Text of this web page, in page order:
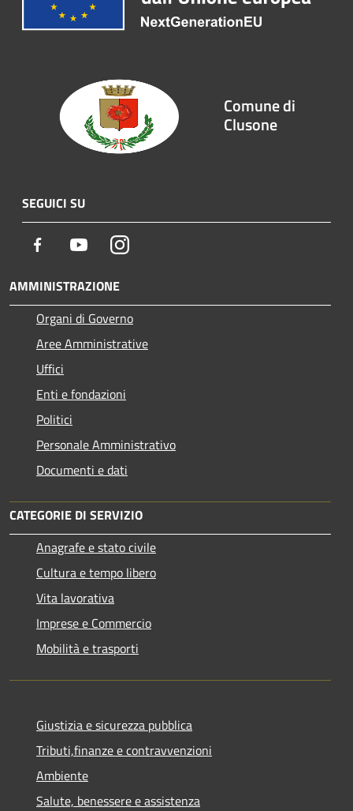
Comune di
Clusone
SEGUICI SU
Facebook YoutubeInstagram
AMMINISTRAZIONE
Organi di Governo
Aree Amministrative
Uffici
Enti e fondazioni
Politici
Personale Amministrativo
Documenti e dati
CATEGORIE DI SERVIZIO
Anagrafe e stato civile
Cultura e tempo libero
Vita lavorativa
Imprese e Commercio
Mobilità e trasporti
Giustizia e sicurezza pubblica
Tributi,finanze e contravvenzioni
Ambiente
Salute, benessere e assistenza